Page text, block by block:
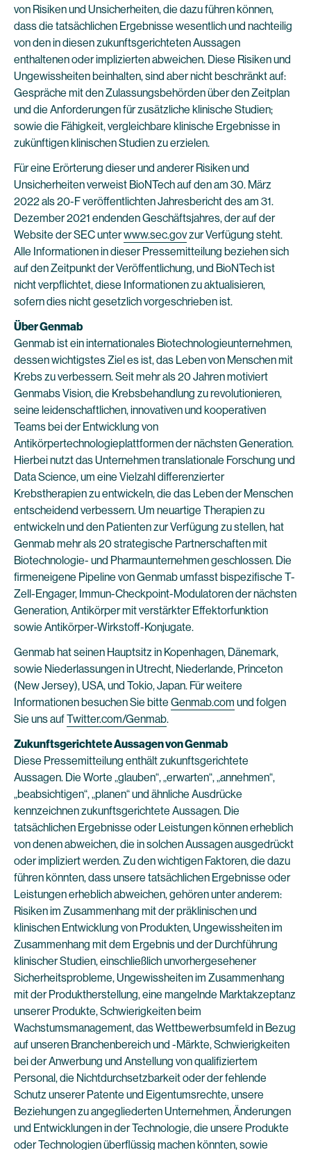
von Risiken und Unsicherheiten, die dazu führen können,
dass die tatsächlichen Ergebnisse wesentlich und nachteilig
von den in diesen zukunftsgerichteten Aussagen
enthaltenen oder implizierten abweichen. Diese Risiken und
Ungewissheiten beinhalten, sind aber nicht beschränkt auf:
Gespräche mit den Zulassungsbehörden über den Zeitplan
und die Anforderungen für zusätzliche klinische Studien;
sowie die Fähigkeit, vergleichbare klinische Ergebnisse in
zukünftigen klinischen Studien zu erzielen.
Für eine Erörterung dieser und anderer Risiken und
Unsicherheiten verweist BioNTech auf den am 30. März
2022 als 20-F veröffentlichten Jahresbericht des am 31.
Dezember 2021 endenden Geschäftsjahres, der auf der
Website der SEC unterwww.sec.govzur Verfügung steht.
Alle Informationen in dieser Pressemitteilung beziehen sich
auf den Zeitpunkt der Veröffentlichung, und BioNTech ist
nicht verpflichtet, diese Informationen zu aktualisieren,
sofern dies nicht gesetzlich vorgeschrieben ist.
Über Genmab
Genmab ist ein internationales Biotechnologieunternehmen,
dessen wichtigstes Ziel es ist, das Leben von Menschen mit
Krebs zu verbessern. Seit mehr als 20 Jahren motiviert
Genmabs Vision, die Krebsbehandlung zu revolutionieren,
seine leidenschaftlichen, innovativen und kooperativen
Teams bei der Entwicklung von
Antikörpertechnologieplattformen der nächsten Generation.
Hierbei nutzt das Unternehmen translationale Forschung und
Data Science, um eine Vielzahl differenzierter
Krebstherapien zu entwickeln, die das Leben der Menschen
entscheidend verbessern. Um neuartige Therapien zu
entwickeln und den Patienten zur Verfügung zu stellen, hat
Genmab mehr als 20 strategische Partnerschaften mit
Biotechnologie- und Pharmaunternehmen geschlossen. Die
firmeneigene Pipeline von Genmab umfasst bispezifische T-
Zell-Engager, Immun-Checkpoint-Modulatoren der nächsten
Generation, Antikörper mit verstärkter Effektorfunktion
sowie Antikörper-Wirkstoff-Konjugate.
Genmab hat seinen Hauptsitz in Kopenhagen, Dänemark,
sowie Niederlassungen in Utrecht, Niederlande, Princeton
(New Jersey), USA, und Tokio, Japan. Für weitere
Informationen besuchen Sie bitte Genmab.com und folgen
Sie uns aufTwitter.com/Genmab.
Zukunftsgerichtete Aussagen von Genmab
Diese Pressemitteilung enthält zukunftsgerichtete
Aussagen. Die Worte „glauben“, „erwarten“, „annehmen“,
„beabsichtigen“, „planen“ und ähnliche Ausdrücke
kennzeichnen zukunftsgerichtete Aussagen. Die
tatsächlichen Ergebnisse oder Leistungen können erheblich
von denen abweichen, die in solchen Aussagen ausgedrückt
oder impliziert werden. Zu den wichtigen Faktoren, die dazu
führen könnten, dass unsere tatsächlichen Ergebnisse oder
Leistungen erheblich abweichen, gehören unter anderem:
Risiken im Zusammenhang mit der präklinischen und
klinischen Entwicklung von Produkten, Ungewissheiten im
Zusammenhang mit dem Ergebnis und der Durchführung
klinischer Studien, einschließlich unvorhergesehener
Sicherheitsprobleme, Ungewissheiten im Zusammenhang
mit der Produktherstellung, eine mangelnde Marktakzeptanz
unserer Produkte, Schwierigkeiten beim
Wachstumsmanagement, das Wettbewerbsumfeld in Bezug
auf unseren Branchenbereich und -Märkte, Schwierigkeiten
bei der Anwerbung und Anstellung von qualifiziertem
Personal, die Nichtdurchsetzbarkeit oder der fehlende
Schutz unserer Patente und Eigentumsrechte, unsere
Beziehungen zu angegliederten Unternehmen, Änderungen
und Entwicklungen in der Technologie, die unsere Produkte
oder Technologien überflüssig machen könnten, sowie